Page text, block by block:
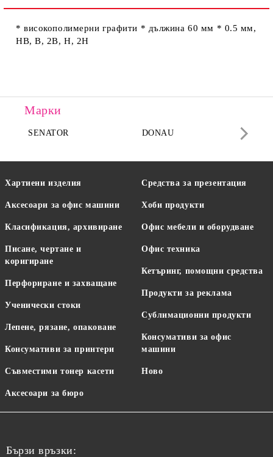
* високополимерни графити * дължина 60 мм * 0.5 мм,
НВ, В, 2В, Н, 2Н
Марки
SENATOR DONAU
Хартиени изделия
Аксесоари за офис машини
Класификация, архивиране
Писане, чертане и
коригиране
Перфориране и захващане
Ученически стоки
Лепене, рязане, опаковане
Консумативи за принтери
Съвместими тонер касети
Аксесоари за бюро
Средства за презентация
Хоби продукти
Офис мебели и оборудване
Офис техника
Кетъринг, помощни средства
Продукти за реклама
Сублимационни продукти
Консумативи за офис
машини
Ново
Бързи връзки: